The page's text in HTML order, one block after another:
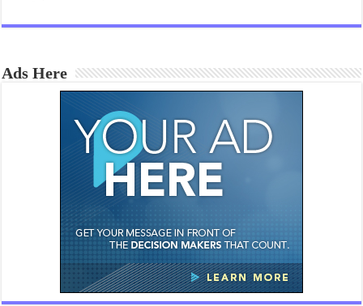
Ads Here